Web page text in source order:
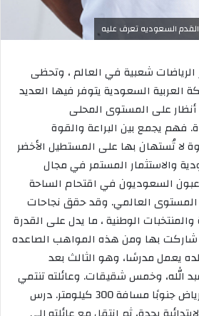
السعوديه تعرف عليه
الرياضات شعبية في العالم ، وتحظى
العربية السعودية يتوفر فيها العديد
على المستوى المحلى
فهم يجمع بين البراعة والقوة
لا تُستهان بها على المستطيل الأخضر
والاستثمار المستمر في مجال
السعوديون في اقتحام الساحة
المستوى العالمي. وقد حقق نجاحات
والمنتخبات الوطنية ، ما يدل على القدرة
شاركت بها ومن هذه المواهب الصاعده
يعمل مدرسًا، وهو الثالث بعد
الله، وخمس شقيقات. وعائلته تنتمي
إلى الأفلاج، وتبعد عن الرياض جنوبًا مسافة 300 كيلومتر. درس